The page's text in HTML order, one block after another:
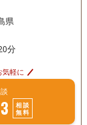
県
分
軽に
相談
無料